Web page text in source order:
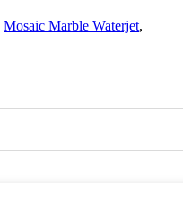
Mosaic Marble Waterjet,